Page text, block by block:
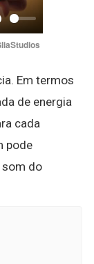
Em termos
de energia
cada
pode
som do